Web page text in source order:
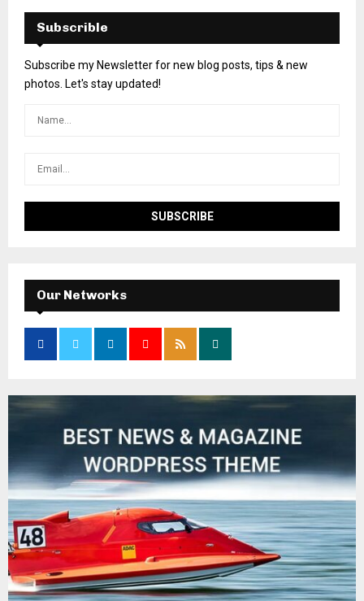
Subscrible
Subscribe my Newsletter for new blog posts, tips & new
photos. Let's stay updated!
Our Networks